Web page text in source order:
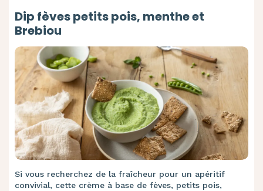
Dip fèves petits pois, menthe et
Brebiou
Si vous recherchez de la fraîcheur pour un apéritif
convivial, cette crème à base de fèves, petits pois,